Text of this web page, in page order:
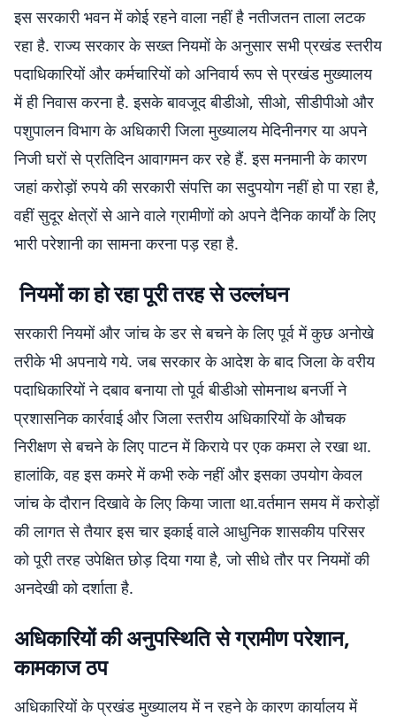
इस सरकारी भवन में कोई रहने वाला नहीं है नतीजतन ताला लटक
रहा है. राज्य सरकार के सख्त नियमों के अनुसार सभी प्रखंड स्तरीय
पदाधिकारियों और कर्मचारियों को अनिवार्य रूप से प्रखंड मुख्यालय
में ही निवास करना है. इसके बावजूद बीडीओ, सीओ, सीडीपीओ और
पशुपालन विभाग के अधिकारी जिला मुख्यालय मेदिनीनगर या अपने
निजी घरों से प्रतिदिन आवागमन कर रहे हैं. इस मनमानी के कारण
जहां करोड़ों रुपये की सरकारी संपत्ति का सदुपयोग नहीं हो पा रहा है,
वहीं सुदूर क्षेत्रों से आने वाले ग्रामीणों को अपने दैनिक कार्यों के लिए
भारी परेशानी का सामना करना पड़ रहा है.
नियमों का हो रहा पूरी तरह से उल्लंघन
सरकारी नियमों और जांच के डर से बचने के लिए पूर्व में कुछ अनोखे
तरीके भी अपनाये गये. जब सरकार के आदेश के बाद जिला के वरीय
पदाधिकारियों ने दबाव बनाया तो पूर्व बीडीओ सोमनाथ बनर्जी ने
प्रशासनिक कार्रवाई और जिला स्तरीय अधिकारियों के औचक
निरीक्षण से बचने के लिए पाटन में किराये पर एक कमरा ले रखा था.
हालांकि, वह इस कमरे में कभी रुके नहीं और इसका उपयोग केवल
जांच के दौरान दिखावे के लिए किया जाता था.वर्तमान समय में करोड़ों
की लागत से तैयार इस चार इकाई वाले आधुनिक शासकीय परिसर
को पूरी तरह उपेक्षित छोड़ दिया गया है, जो सीधे तौर पर नियमों की
अनदेखी को दर्शाता है.
अधिकारियों की अनुपस्थिति से ग्रामीण परेशान,
कामकाज ठप
अधिकारियों के प्रखंड मुख्यालय में न रहने के कारण कार्यालय में